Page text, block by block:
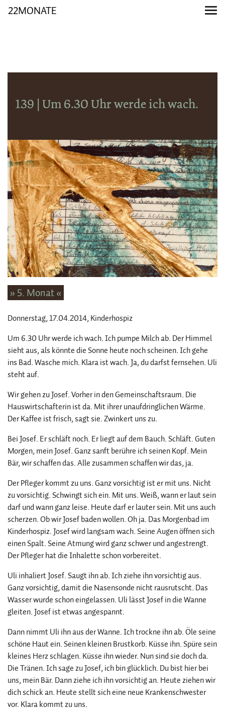
22MONATE
139 | Um 6.30 Uhr werde ich wach.
» 5. Monat «
Donnerstag, 17.04.2014, Kinderhospiz
Um 6.30 Uhr werde ich wach. Ich pumpe Milch ab. Der Himmel
sieht aus, als könnte die Sonne heute noch scheinen. Ich gehe
ins Bad. Wasche mich. Klara ist wach. Ja, du darfst fernsehen. Uli
steht auf.
Wir gehen zu Josef. Vorher in den Gemeinschaftsraum. Die
Hauswirtschafterin ist da. Mit ihrer unaufdringlichen Wärme.
Der Kaffee ist frisch, sagt sie. Zwinkert uns zu.
Bei Josef. Er schläft noch. Er liegt auf dem Bauch. Schläft. Guten
Morgen, mein Josef. Ganz sanft berühre ich seinen Kopf. Mein
Bär, wir schaffen das. Alle zusammen schaffen wir das, ja.
Der Pfleger kommt zu uns. Ganz vorsichtig ist er mit uns. Nicht
zu vorsichtig. Schwingt sich ein. Mit uns. Weiß, wann er laut sein
darf und wann ganz leise. Heute darf er lauter sein. Mit uns auch
scherzen. Ob wir Josef baden wollen. Oh ja. Das Morgenbad im
Kinderhospiz. Josef wird langsam wach. Seine Augen öffnen sich
einen Spalt. Seine Atmung wird ganz schwer und angestrengt.
Der Pfleger hat die Inhalette schon vorbereitet.
Uli inhaliert Josef. Saugt ihn ab. Ich ziehe ihn vorsichtig aus.
Ganz vorsichtig, damit die Nasensonde nicht rausrutscht. Das
Wasser wurde schon eingelassen. Uli lässt Josef in die Wanne
gleiten. Josef ist etwas angespannt.
Dann nimmt Uli ihn aus der Wanne. Ich trockne ihn ab. Öle seine
schöne Haut ein. Seinen kleinen Brustkorb. Küsse ihn. Spüre sein
kleines Herz schlagen. Küsse ihn wieder. Nun sind sie doch da.
Die Tränen. Ich sage zu Josef, ich bin glücklich. Du bist hier bei
uns, mein Bär. Dann ziehe ich ihn vorsichtig an. Heute ziehen wir
dich schick an. Heute stellt sich eine neue Krankenschwester
vor. Klara kommt zu uns.